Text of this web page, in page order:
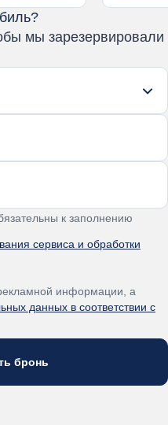
мы зарезервировали
к заполнению
сервиса и обработки
информации, а
данных в соответствии с
бронь